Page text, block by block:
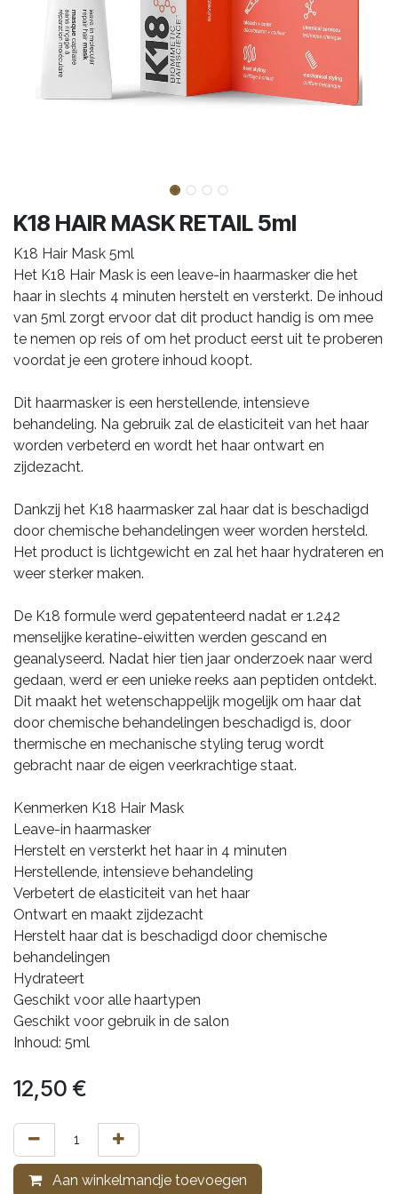
K18 HAIR MASK RETAIL 5ml
K18 Hair Mask 5ml
Het K18 Hair Mask is een leave-in haarmasker die het
haar in slechts 4 minuten herstelt en versterkt. De inhoud
van 5ml zorgt ervoor dat dit product handig is om mee
te nemen op reis of om het product eerst uit te proberen
voordat je een grotere inhoud koopt.
Dit haarmasker is een herstellende, intensieve
behandeling. Na gebruik zal de elasticiteit van het haar
worden verbeterd en wordt het haar ontwart en
zijdezacht.
Dankzij het K18 haarmasker zal haar dat is beschadigd
door chemische behandelingen weer worden hersteld.
Het product is lichtgewicht en zal het haar hydrateren en
weer sterker maken.
De K18 formule werd gepatenteerd nadat er 1.242
menselijke keratine-eiwitten werden gescand en
geanalyseerd. Nadat hier tien jaar onderzoek naar werd
gedaan, werd er een unieke reeks aan peptiden ontdekt.
Dit maakt het wetenschappelijk mogelijk om haar dat
door chemische behandelingen beschadigd is, door
thermische en mechanische styling terug wordt
gebracht naar de eigen veerkrachtige staat.
Kenmerken K18 Hair Mask
Leave-in haarmasker
Herstelt en versterkt het haar in 4 minuten
Herstellende, intensieve behandeling
Verbetert de elasticiteit van het haar
Ontwart en maakt zijdezacht
Herstelt haar dat is beschadigd door chemische
behandelingen
Hydrateert
Geschikt voor alle haartypen
Geschikt voor gebruik in de salon
Inhoud: 5ml
12,50 €
Aan winkelmandje toevoegen